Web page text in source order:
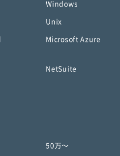
Windows
Unix
Microsoft Azure
NetSuite
50万〜